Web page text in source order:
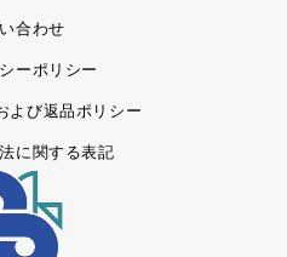
合わせ
ーポリシー
よび返品ポリシー
に関する表記